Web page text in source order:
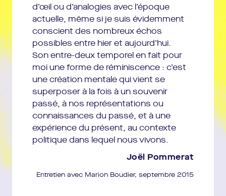
d’œil ou d’analogies avec l’époque
actuelle, même si je suis évidemment
conscient des nombreux échos
possibles entre hier et aujourd’hui.
Son entre-deux temporel en fait pour
moi une forme de réminiscence : c’est
une création mentale qui vient se
superposer à la fois à un souvenir
passé, à nos représentations ou
connaissances du passé, et à une
expérience du présent, au contexte
politique dans lequel nous vivons.
Joël Pommerat
Entretien avec Marion Boudier, septembre 2015